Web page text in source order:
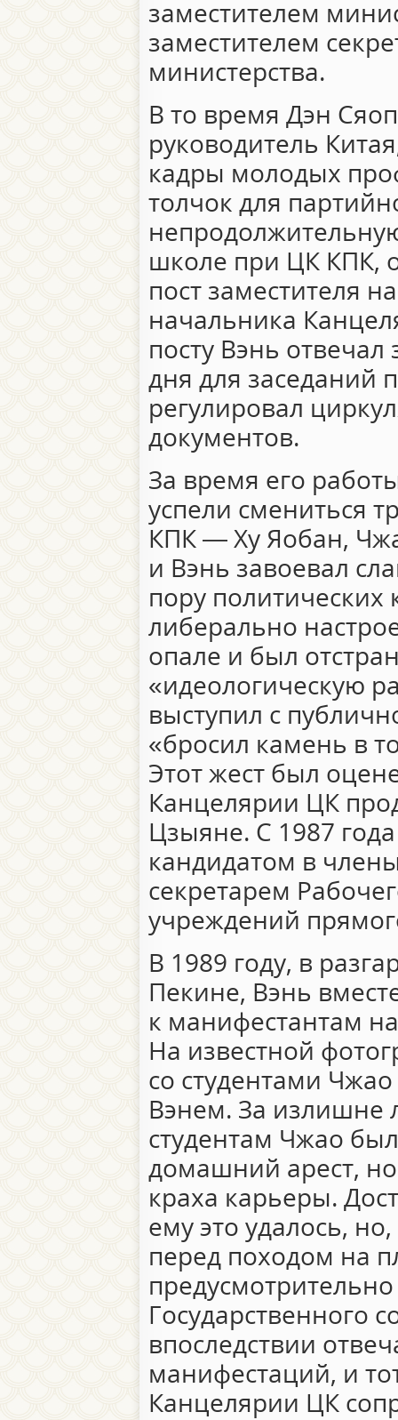
заместителем
заместителем
министерства.
В то время Дэн
руководитель
кадры молодых
толчок для
школе при ЦК КПК,
пост заместителя
начальника
посту Вэнь отвечал
дня для заседаний
регулировал
документов.
За время его
успели смениться
КПК — Ху Яобан,
и Вэнь завоевал
пору политических
либерально
опале и был
«идеологическую
выступил с
«бросил камень в
Этот жест был
Канцелярии ЦК
Цзыяне. С 1987
кандидатом в
секретарем
учреждений
В 1989 году, в
Пекине, Вэнь
к манифестантам
На известной
со студентами
Вэнем. За излишне
студентам Чжао
домашний арест,
краха карьеры.
ему это удалось,
перед походом на
Государственного
впоследствии
манифестаций, и
Канцелярии ЦК